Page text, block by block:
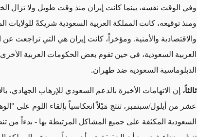
وفي الوقت نفسه، بينما كانت إيران منذ وقت طويل ولا تزال
ومنذ توقيعه، كانت المملكة العربية السعودية شريكةً للولايات
والاقتصادية والأمنية. ومؤخراً، كانت إيران هي التي تراجعت عن
العربية السعودية، في حين تقوم بعض الحكومات العربية الأخرى
الدبلوماسية السعودية ضد طهران.
ثالثاً، إن الاتهامات الأخيرة بالدعم السعودي للإرهاب الجهادي،
عشر من أيلول/سبتمبر، تنتج مَيْلاً انعكاسياً بإلقاء اللوم على
السعودية المكثفة على جميع المشاكل المرتبطة بها - بدءاً من